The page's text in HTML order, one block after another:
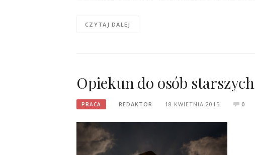
CZYTAJ DALEJ
Opiekun do osób starszych
PRACA REDAKTOR 18 KWIETNIA 2015 0